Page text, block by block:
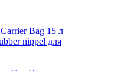
Bag 15 л
nippel для